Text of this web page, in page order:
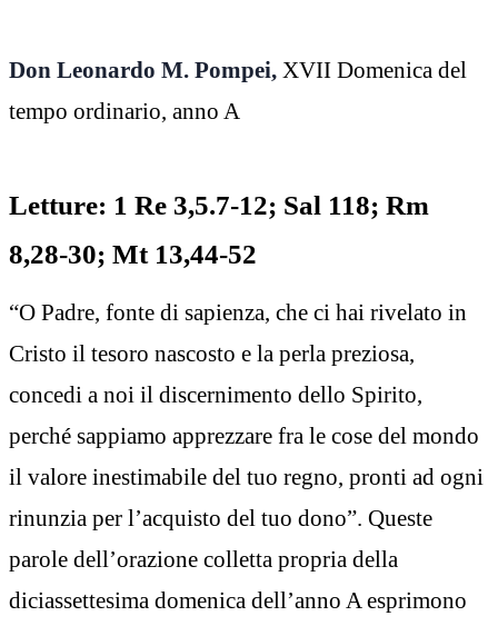
Don Leonardo M. Pompei, XVII Domenica del
tempo ordinario, anno A
Letture: 1 Re 3,5.7-12; Sal 118; Rm
8,28-30; Mt 13,44-52
“O Padre, fonte di sapienza, che ci hai rivelato in
Cristo il tesoro nascosto e la perla preziosa,
concedi a noi il discernimento dello Spirito,
perché sappiamo apprezzare fra le cose del mondo
il valore inestimabile del tuo regno, pronti ad ogni
rinunzia per l’acquisto del tuo dono”. Queste
parole dell’orazione colletta propria della
diciassettesima domenica dell’anno A esprimono